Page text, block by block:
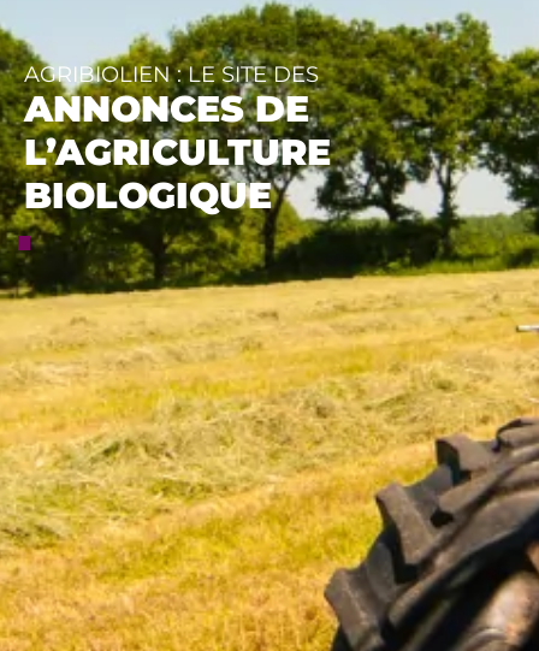
AGRIBIOLIEN : LE SITE DES
ANNONCES DE
L’AGRICULTURE
BIOLOGIQUE